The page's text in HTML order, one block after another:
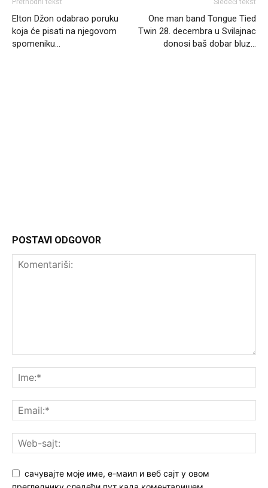
Prethodni tekst
Elton Džon odabrao poruku
koja će pisati na njegovom
spomeniku…
Sledeći tekst
One man band Tongue Tied
Twin 28. decembra u Svilajnac
donosi baš dobar bluz…
POSTAVI ODGOVOR
сачувајте моје име, е-маил и веб сајт у овом